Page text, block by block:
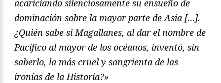
acariciando silenciosamente su ensueño de
dominación sobre la mayor parte de Asia […].
¿Quién sabe si Magallanes, al dar el nombre de
Pacífico al mayor de los océanos, inventó, sin
saberlo, la más cruel y sangrienta de las
ironías de la Historia?»